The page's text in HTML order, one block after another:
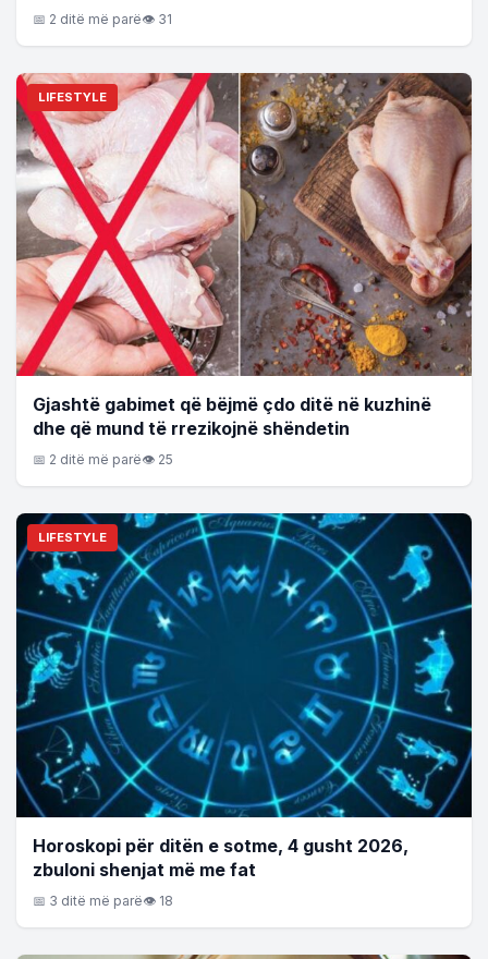
📅 2 ditë më parë👁 31
LIFESTYLE
Gjashtë gabimet që bëjmë çdo ditë në kuzhinë
dhe që mund të rrezikojnë shëndetin
📅 2 ditë më parë👁 25
LIFESTYLE
Horoskopi për ditën e sotme, 4 gusht 2026,
zbuloni shenjat më me fat
📅 3 ditë më parë👁 18